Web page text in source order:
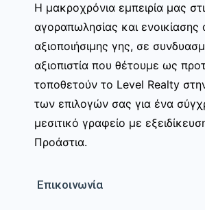
Η μακροχρόνια εμπειρία μας
αγοραπωλησίας και ενοικίασης
αξιοποιήσιμης γης, σε
αξιοπιστία που θέτουμε ως
τοποθετούν το Level Realty
των επιλογών σας για ένα
μεσιτικό γραφείο με
Προάστια.
Επικοινωνία